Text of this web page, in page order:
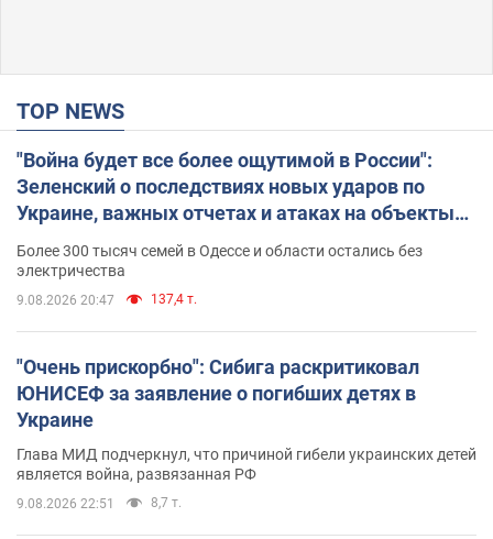
TOP NEWS
"Война будет все более ощутимой в России":
Зеленский о последствиях новых ударов по
Украине, важных отчетах и атаках на объекты
противника. Видео
Более 300 тысяч семей в Одессе и области остались без
электричества
9.08.2026 20:47 137,4 т.
"Очень прискорбно": Сибига раскритиковал
ЮНИСЕФ за заявление о погибших детях в
Украине
Глава МИД подчеркнул, что причиной гибели украинских детей
является война, развязанная РФ
9.08.2026 22:51 8,7 т.